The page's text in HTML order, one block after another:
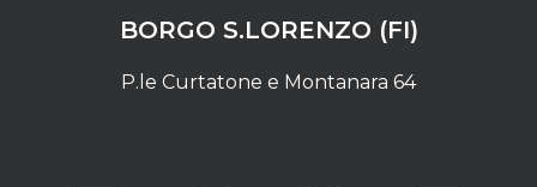
BORGO S.LORENZO (FI)
P.le Curtatone e Montanara 64